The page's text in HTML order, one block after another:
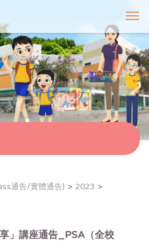
T
o
g
g
l
e
n
v
g
通告/實體通告)
2023
」講座通告_PSA（全校